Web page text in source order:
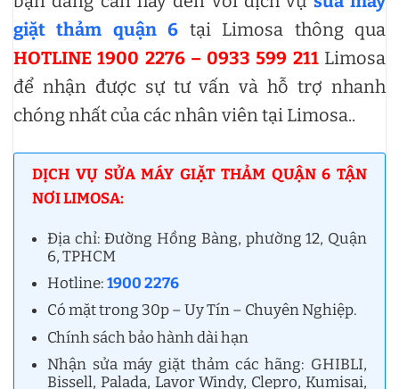
giặt thảm quận 6 tại Limosa thông qua
HOTLINE 1900 2276 – 0933 599 211Limosa
để nhận được sự tư vấn và hỗ trợ nhanh
chóng nhất của các nhân viên tại Limosa..
DỊCH VỤ SỬA MÁY GIẶT THẢM QUẬN 6 TẬN
NƠI LIMOSA:
Địa chỉ: Đường Hồng Bàng, phường 12, Quận
6, TPHCM
Hotline:1900 2276
Có mặt trong 30p – Uy Tín – Chuyên Nghiệp.
Chính sách bảo hành dài hạn
Nhận sửa máy giặt thảm các hãng: GHIBLI,
Bissell, Palada, Lavor Windy, Clepro, Kumisai,